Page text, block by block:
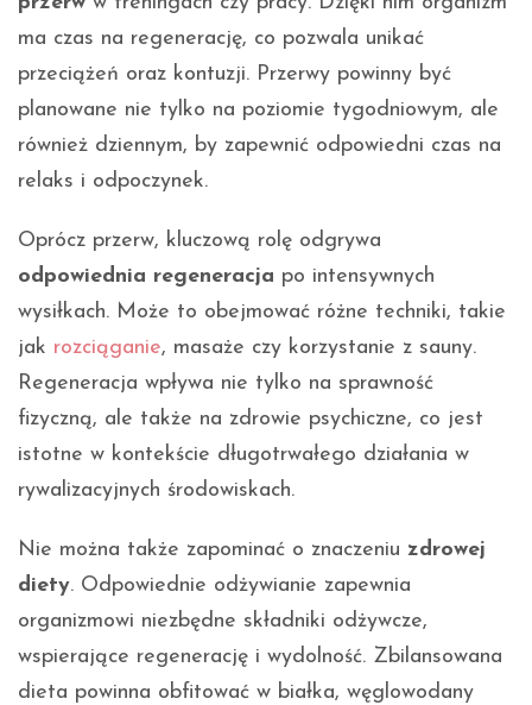
ma czas na regenerację, co pozwala unikać
przeciążeń oraz kontuzji. Przerwy powinny być
planowane nie tylko na poziomie tygodniowym, ale
również dziennym, by zapewnić odpowiedni czas na
relaks i odpoczynek.
Oprócz przerw, kluczową rolę odgrywa
odpowiednia regeneracja po intensywnych
wysiłkach. Może to obejmować różne techniki, takie
jak rozciąganie, masaże czy korzystanie z sauny.
Regeneracja wpływa nie tylko na sprawność
fizyczną, ale także na zdrowie psychiczne, co jest
istotne w kontekście długotrwałego działania w
rywalizacyjnych środowiskach.
Nie można także zapominać o znaczeniu zdrowej
diety. Odpowiednie odżywianie zapewnia
organizmowi niezbędne składniki odżywcze,
wspierające regenerację i wydolność. Zbilansowana
dieta powinna obfitować w białka, węglowodany